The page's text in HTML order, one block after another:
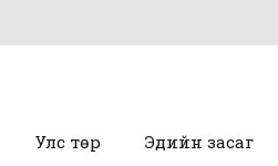
Улс төр Эдийн засаг